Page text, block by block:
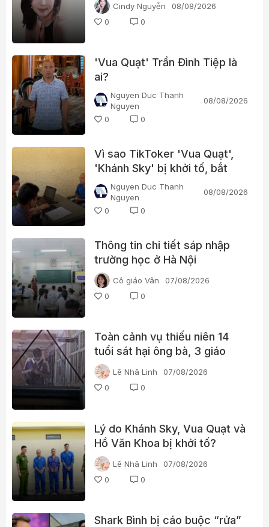
Cindy Nguyễn
08/08/2026
0
0
'Vua Quạt' Trần Đình Tiệp là
ai?
Nguyen Duc Thanh
Nguyen
08/08/2026
0
0
Vì sao TikToker 'Vua Quạt',
'Khánh Sky' bị khởi tố, bắt
tạm giam?
Nguyen Duc Thanh
Nguyen
08/08/2026
0
0
Thông tin chi tiết sáp nhập
trường học ở Hà Nội
Cô giáo Vân
07/08/2026
0
0
Toàn cảnh vụ thiếu niên 14
tuổi sát hại ông bà, 3 giáo
viên và 3 học sinh
Lê Nhã Linh
07/08/2026
0
0
Lý do Khánh Sky, Vua Quạt và
Hồ Văn Khoa bị khởi tố?
Lê Nhã Linh
07/08/2026
0
0
Shark Bình bị cáo buộc “rửa”